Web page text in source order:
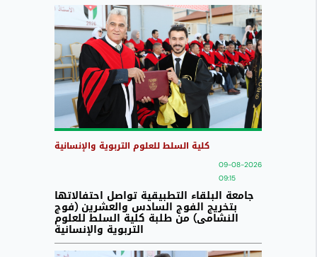
كلية السلط للعلوم التربوية والإنسانية
09-08-2026
09:15
جامعة البلقاء التطبيقية تواصل احتفالاتها
بتخريج الفوج السادس والعشرين (فوج
النشامى) من طلبة كلية السلط للعلوم
التربوية والإنسانية